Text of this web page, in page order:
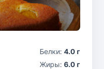
Белки: 4.0 г
Жиры: 6.0 г